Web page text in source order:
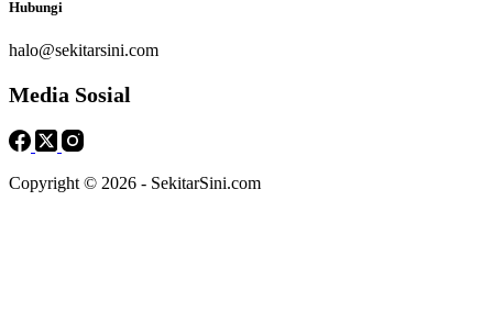
Hubungi
halo@sekitarsini.com
Media Sosial
Copyright © 2026 - SekitarSini.com